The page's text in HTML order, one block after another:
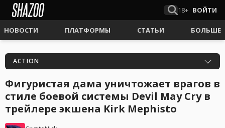
18+ ВОЙТИ
НОВОСТИ ПЛАТФОРМЫ СТАТЬИ БОЛЬШЕ
ACTION
Фигуристая дама уничтожает врагов в
стиле боевой системы Devil May Cry в
трейлере экшена Kirk Mephisto